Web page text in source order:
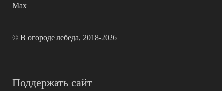
Max
© В огороде лебеда, 2018-2026
Поддержать сайт